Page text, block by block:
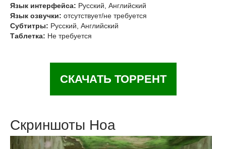
Язык интерфейса: Русский, Английский
Язык озвучки: отсутствует/не требуется
Субтитры: Русский, Английский
Таблетка: Не требуется
СКАЧАТЬ ТОРРЕНТ
Скриншоты Hoa